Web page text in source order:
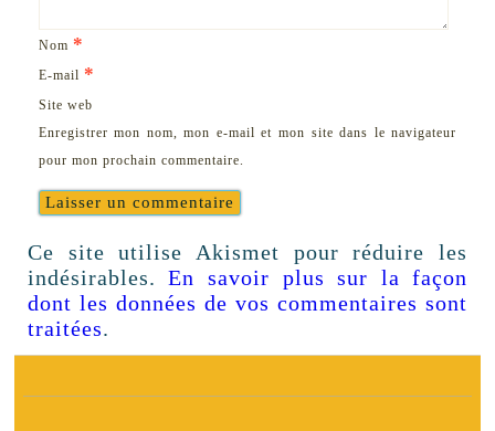
Nom *
E-mail *
Site web
Enregistrer mon nom, mon e-mail et mon site dans le navigateur
pour mon prochain commentaire.
Ce site utilise Akismet pour réduire les
indésirables.En savoir plus sur la façon
dont les données de vos commentaires sont
traitées.